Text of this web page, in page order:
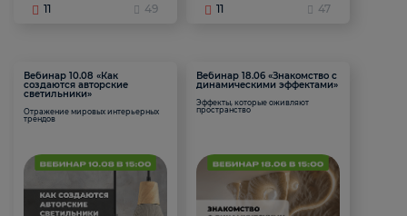
11 49 11 47
Вебинар 10.08 «Как
создаются авторские
светильники»
Отражение мировых интерьерных
трендов
Вебинар 18.06 «Знакомство с
динамическими эффектами»
Эффекты, которые оживляют
пространство